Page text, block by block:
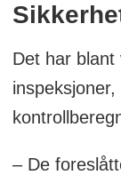
Det har
– De